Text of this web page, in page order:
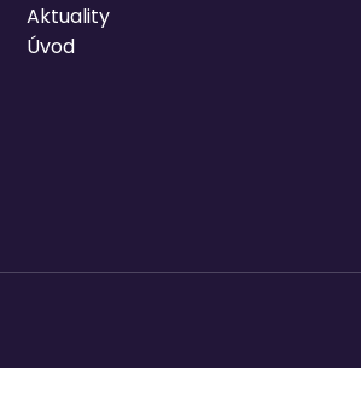
Aktuality
Úvod